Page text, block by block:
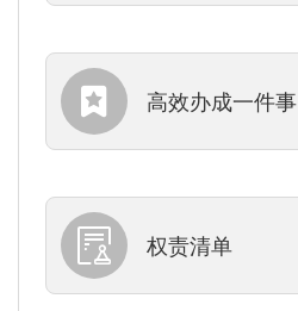
高效办成一件事
权责清单